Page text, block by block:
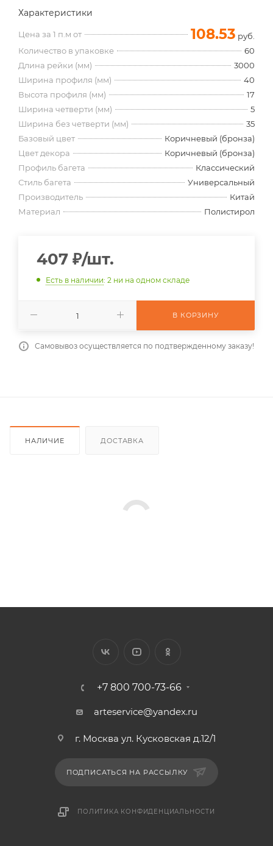
Характеристики
Цена за 1 п.м от 108.53 руб.
Количество в упаковке
60
Длина рейки (мм)
3000
Ширина профиля (мм)
40
Высота профиля (мм)
17
Ширина четверти (мм)
5
Ширина без четверти (мм)
35
Базовый цвет
Коричневый (бронза)
Цвет декора
Коричневый (бронза)
Профиль багета
Классический
Стиль багета
Универсальный
Производитель
Китай
Материал
Полистирол
407 ₽/шт.
Есть в наличии: 2 ни на одном складе
В КОРЗИНУ
Самовывоз осуществляется по подтвержденному заказу!
НАЛИЧИЕ ДОСТАВКА
+7 800 700-73-66
arteservice@yandex.ru
г. Москва ул. Кусковская д.12/1
ПОДПИСАТЬСЯ НА РАССЫЛКУ
ПОЛИТИКА КОНФИДЕНЦИАЛЬНОСТИ